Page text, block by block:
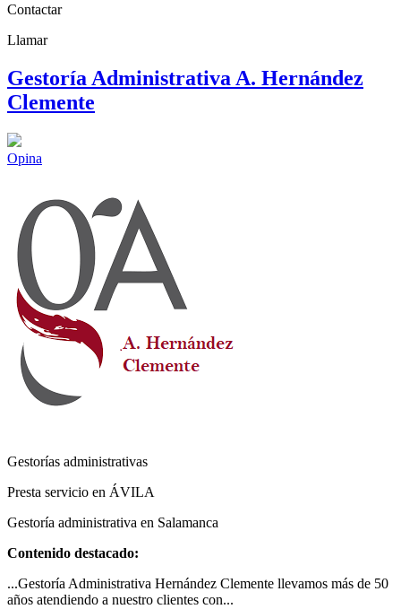
Contactar
Llamar
Gestoría Administrativa A. Hernández
Clemente
Opina
Gestorías administrativas
Presta servicio en ÁVILA
Gestoría administrativa en Salamanca
Contenido destacado:
...Gestoría Administrativa Hernández Clemente llevamos más de 50
años atendiendo a nuestro clientes con...